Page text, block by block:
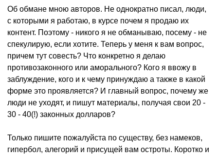
Об обмане мною авторов. Не однократно писал, люди,
с которыми я работаю, в курсе почем я продаю их
контент. Поэтому - никого я не обманываю, посему - не
спекулирую, если хотите. Теперь у меня к вам вопрос,
причем тут совесть? Что конкретно я делаю
противозаконного или аморального? Кого я ввожу в
заблуждение, кого и к чему принуждаю а также в какой
форме это проявляется? И главный вопрос, почему же
люди не уходят, и пишут материалы, получая свои 20 -
30 - 40(!) законных долларов?
Только пишите пожалуйста по существу, без намеков,
гипербол, алегорий и присущей вам остроты. Коротко и